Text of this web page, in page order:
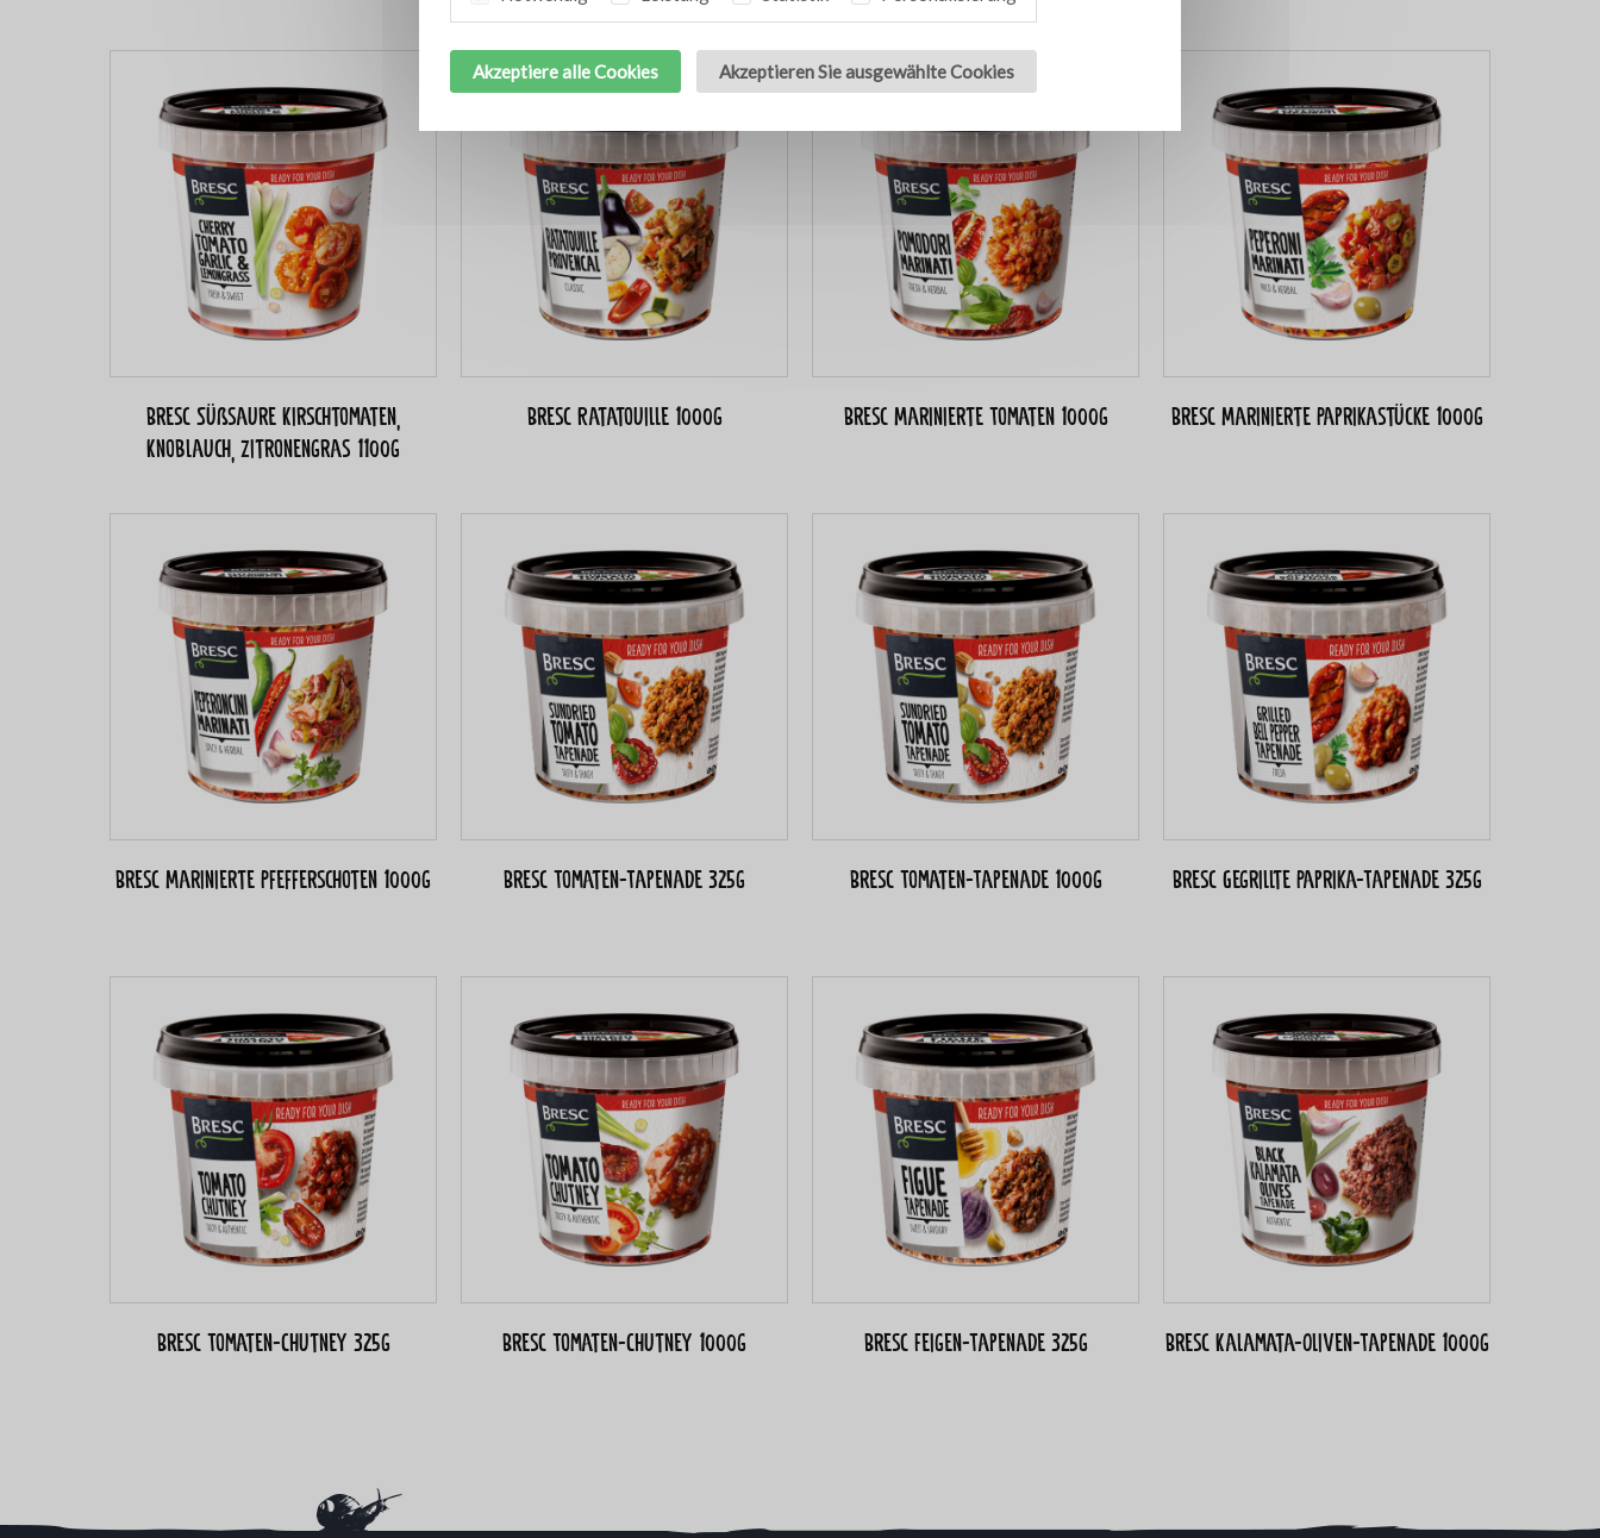
Akzeptiere alle Cookies Akzeptieren Sie ausgewählte Cookies
Bresc Süßsaure Kirschtomaten,
Knoblauch, Zitronengras 1100g
Bresc Ratatouille 1000g Bresc Marinierte Tomaten 1000g Bresc Marinierte Paprikastücke 1000g
Bresc Marinierte Pfefferschoten 1000g Bresc Tomaten-Tapenade 325g Bresc Tomaten-Tapenade 1000g Bresc Gegrillte Paprika-Tapenade 325g
Bresc Tomaten-Chutney 325g Bresc Tomaten-Chutney 1000g Bresc Feigen-Tapenade 325g Bresc Kalamata-Oliven-Tapenade 1000g